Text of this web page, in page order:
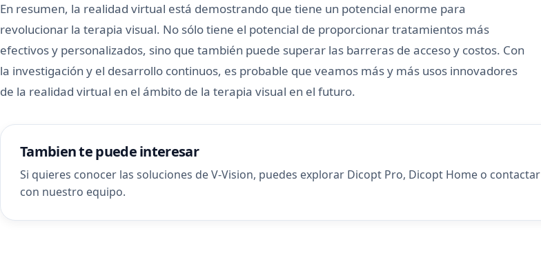
En resumen, la realidad virtual está demostrando que tiene un potencial enorme para
revolucionar la terapia visual. No sólo tiene el potencial de proporcionar tratamientos más
efectivos y personalizados, sino que también puede superar las barreras de acceso y costos. Con
la investigación y el desarrollo continuos, es probable que veamos más y más usos innovadores
de la realidad virtual en el ámbito de la terapia visual en el futuro.
Tambien te puede interesar
Si quieres conocer las soluciones de V-Vision, puedes explorar Dicopt Pro, Dicopt Home o contactar
con nuestro equipo.